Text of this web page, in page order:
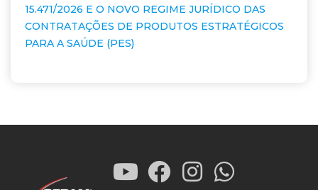
15.471/2026 E O NOVO REGIME JURÍDICO DAS
CONTRATAÇÕES DE PRODUTOS ESTRATÉGICOS
PARA A SAÚDE (PES)